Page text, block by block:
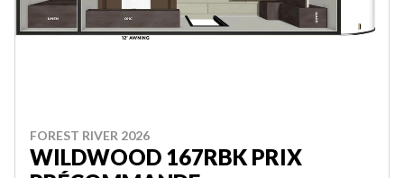
FOREST RIVER 2026
WILDWOOD 167RBK PRIX